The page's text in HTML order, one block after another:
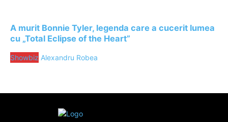
A murit Bonnie Tyler, legenda care a cucerit lumea
cu „Total Eclipse of the Heart”
Showbiz Alexandru Robea